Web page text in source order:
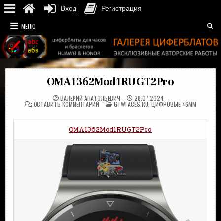
Перейти
к
содержимому
МЕНЮ
OMA1362Mod1RUGT2Pro
ВАЛЕРИЙ АНАТОЛЬЕВИЧ 28.07.2024
ОСТАВИТЬ КОММЕНТАРИЙНА
OMA1362MOD1RUGT2PRO
ОПУБЛИКОВАНО
В
GTWFACES.RU ЦИФРОВЫЕ 46MM
OMA1362Mod1RUGT2Pro
Вход Регистрация